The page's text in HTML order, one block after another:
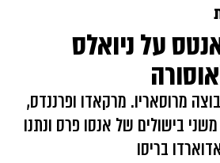
על ניואלס
מרוסאריו. מרקאדו ופרננדס,
בישולים של אנסו פרס ונתנו
בריסו